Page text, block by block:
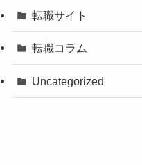
転職サイト
転職コラム
Uncategorized